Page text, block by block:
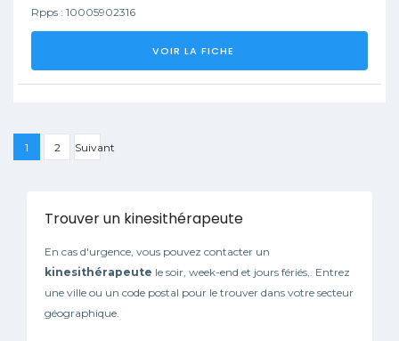
Rpps : 10005902316
VOIR LA FICHE
1 2 Suivant
Trouver un kinesithérapeute
En cas d'urgence, vous pouvez contacter un
kinesithérapeute le soir, week-end et jours fériés,. Entrez
une ville ou un code postal pour le trouver dans votre secteur
géographique.